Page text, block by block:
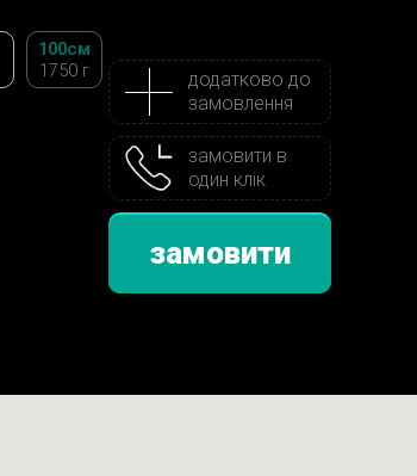
100см
1750 г
додатково до
замовлення
замовити в
один клік
замовити